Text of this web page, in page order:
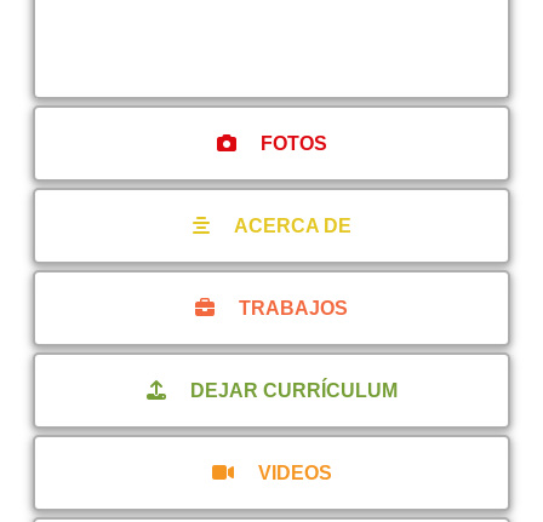
FOTOS
ACERCA DE
TRABAJOS
DEJAR CURRÍCULUM
VIDEOS